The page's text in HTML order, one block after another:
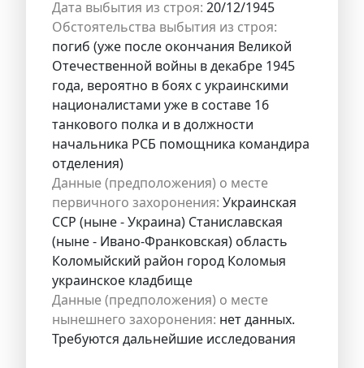
Дата выбытия из строя: 20/12/1945
Обстоятельства выбытия из строя:
погиб (уже после окончания Великой
Отечественной войны в декабре 1945
года, вероятно в боях с украинскими
националистами уже в составе 16
танкового полка и в должности
начальника РСБ помощника командира
отделения)
Данные (предположения) о месте
первичного захоронения: Украинская
ССР (ныне - Украина) Станиславская
(ныне - Ивано-Франковская) область
Коломыйский район город Коломыя
украинское кладбище
Данные (предположения) о месте
нынешнего захоронения: нет данных.
Требуются дальнейшие исследования